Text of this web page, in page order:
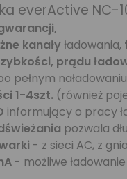
everActive NC-
kanały ładowania,
prądu
pełnym
1-4szt. (również
informujący o pracy
pozwala
- z sieci AC, z
- możliwe